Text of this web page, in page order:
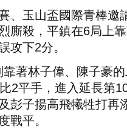
玉山盃國際青棒邀
廝殺，平鎮在6局上
攻下2分。
著林子偉、陳子豪
比2平手，進入延長第
彭子揚高飛犧牲打再
平。